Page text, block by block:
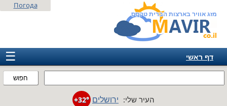
מזג אוויר בארצות הברית טקסס
חפוש
Погода
☰
דף ראשי
העיר שלי: ירושלים +32°